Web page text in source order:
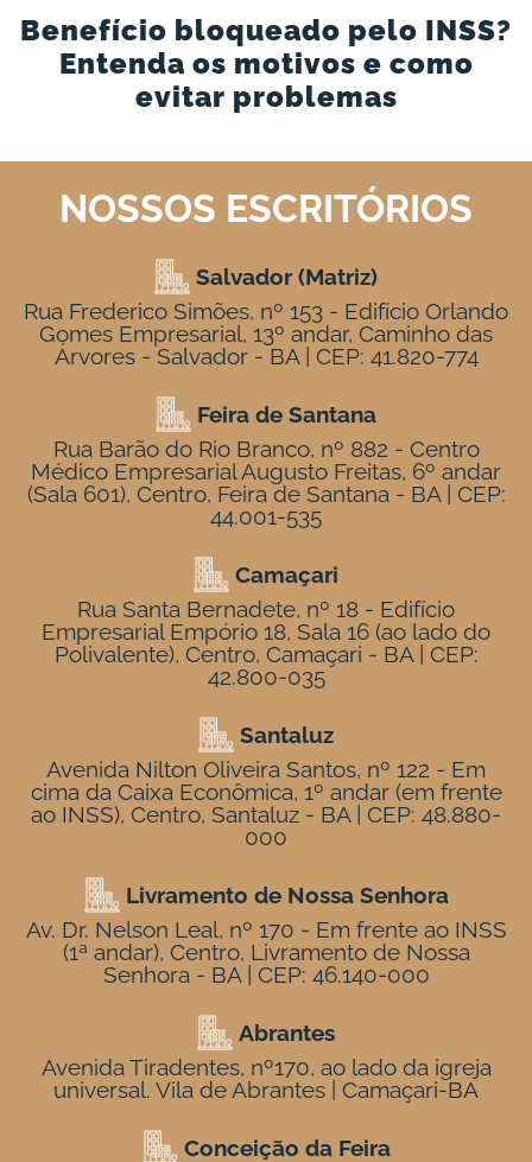
Benefício bloqueado pelo INSS?
Entenda os motivos e como
evitar problemas
NOSSOS ESCRITÓRIOS
Salvador (Matriz)
Rua Frederico Simões, nº 153 - Edifício Orlando
Gomes Empresarial, 13º andar, Caminho das
Árvores - Salvador - BA | CEP: 41.820-774
Feira de Santana
Rua Barão do Rio Branco, nº 882 - Centro
Médico Empresarial Augusto Freitas, 6º andar
(Sala 601), Centro, Feira de Santana - BA | CEP:
44.001-535
Camaçari
Rua Santa Bernadete, nº 18 - Edifício
Empresarial Empório 18, Sala 16 (ao lado do
Polivalente), Centro, Camaçari - BA | CEP:
42.800-035
Santaluz
Avenida Nilton Oliveira Santos, nº 122 - Em
cima da Caixa Econômica, 1º andar (em frente
ao INSS), Centro, Santaluz - BA | CEP: 48.880-
000
Livramento de Nossa Senhora
Av. Dr. Nelson Leal, nº 170 - Em frente ao INSS
(1ª andar), Centro, Livramento de Nossa
Senhora - BA | CEP: 46.140-000
Abrantes
Avenida Tiradentes, nº170, ao lado da igreja
universal. Vila de Abrantes | Camaçari-BA
Conceição da Feira